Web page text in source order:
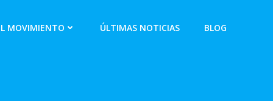
MOVIMIENTO ÚLTIMAS NOTICIAS BLOG